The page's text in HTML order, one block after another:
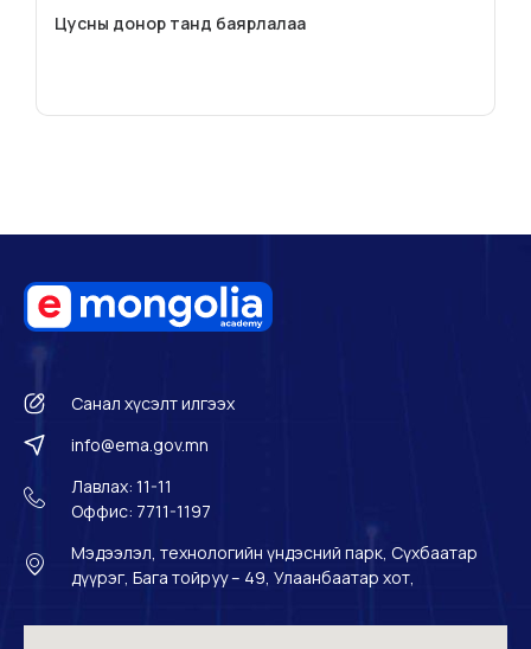
Цусны донор танд баярлалаа
Санал хүсэлт илгээх
info@ema.gov.mn
Лавлах: 11-11
Оффис: 7711-1197
Мэдээлэл, технологийн үндэсний парк, Сүхбаатар
дүүрэг, Бага тойруу – 49, Улаанбаатар хот,